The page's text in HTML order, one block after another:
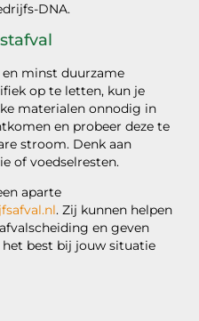
DNA.
en minst duurzame
op te letten, kun je
materialen onnodig in
en probeer deze te
stroom. Denk aan
of voedselresten.
aparte
. Zij kunnen helpen
en geven
best bij jouw situatie